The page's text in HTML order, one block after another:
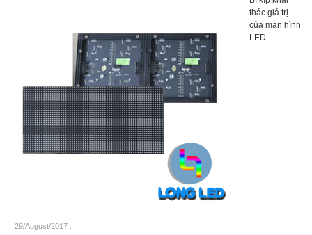
thác giá trị
của màn hình
LED
29/August/2017